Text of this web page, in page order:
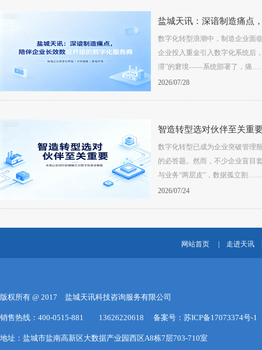
数字化转型浪潮中，制造企业面
企业投入重金引入数字化系统后
滞”的窘境——系统部署了，痛
2026/07/28
数字化转型已成为企业突破管理
的必答题。然而，不少企业盲目
与业务“两层皮”，数据孤立割……
2026/07/24
网站首页| 走进天讯
版权所有 @ 2017 盐城天讯科技咨询服务有限公司
销售热线：400-0515-881 13626220618 备案号： 苏ICP备17073374号-1
地址：盐城市盐南高新区大数据产业园西区A8栋7层703-710室